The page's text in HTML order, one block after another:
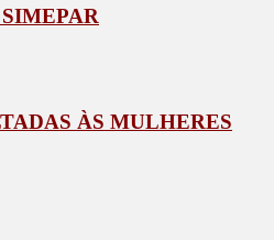
ÀS MULHERES